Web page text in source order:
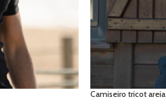
Camiseiro tricot areia